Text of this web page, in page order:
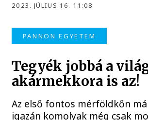
2023. JÚLIUS 16. 11:08
PANNON EGYETEM
Tegyék jobbá a
akármekkora is az!
Az első fontos mérföldkőn
igazán komolyak még csak